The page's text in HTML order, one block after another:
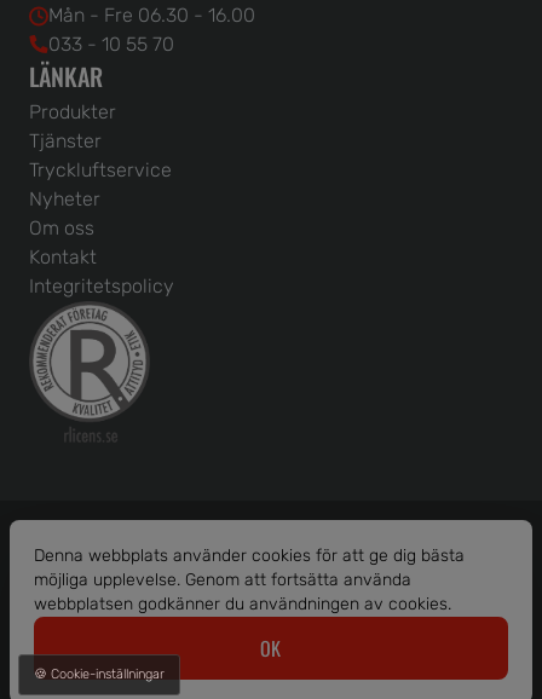
Mån - Fre 06.30 - 16.00
033 - 10 55 70
LÄNKAR
Produkter
Tjänster
Tryckluftservice
Nyheter
Om oss
Kontakt
Integritetspolicy
Alla rättigheter reserverade.
Org. nr: 556586-1456
Denna webbplats använder cookies för att ge dig bästa
möjliga upplevelse. Genom att fortsätta använda
webbplatsen godkänner du användningen av cookies.
OK
🍪 Cookie-inställningar